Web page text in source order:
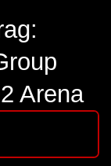
Arena